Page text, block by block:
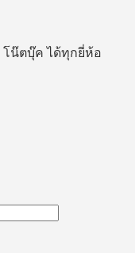
น๊ตบุ๊ค ได้ทุกยี่ห้อ